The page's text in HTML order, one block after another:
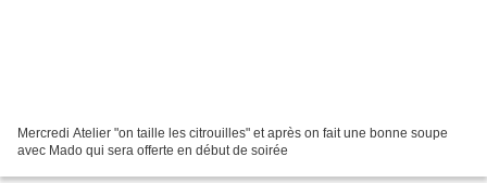
Mercredi Atelier "on taille les citrouilles" et après on fait une bonne soupe
avec Mado qui sera offerte en début de soirée